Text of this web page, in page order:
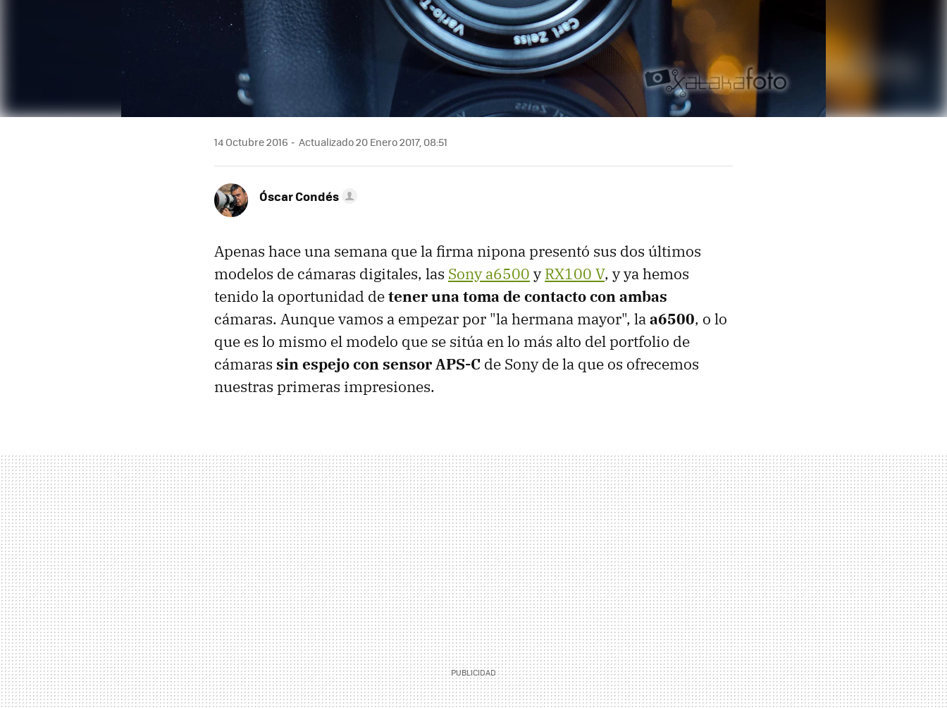
14 Octubre 2016 Actualizado 20 Enero 2017, 08:51
Óscar Condés
Apenas hace una semana que la firma nipona presentó sus dos últimos
modelos de cámaras digitales, las Sony a6500 yRX100 V, y ya hemos
tenido la oportunidad detener una toma de contacto con ambas
cámaras. Aunque vamos a empezar por "la hermana mayor", laa6500, o lo
que es lo mismo el modelo que se sitúa en lo más alto del portfolio de
cámaras sin espejo con sensor APS-C de Sony de la que os ofrecemos
nuestras primeras impresiones.